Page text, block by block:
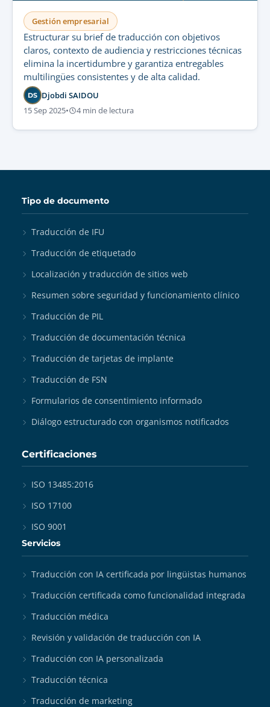
Gestión empresarial
Estructurar su brief de traducción con objetivos
claros, contexto de audiencia y restricciones técnicas
elimina la incertidumbre y garantiza entregables
multilingües consistentes y de alta calidad.
DS Djobdi SAIDOU
15 Sep 2025• 4 min de lectura
Tipo de documento
Traducción de IFU
Traducción de etiquetado
Localización y traducción de sitios web
Resumen sobre seguridad y funcionamiento clínico
Traducción de PIL
Traducción de documentación técnica
Traducción de tarjetas de implante
Traducción de FSN
Formularios de consentimiento informado
Diálogo estructurado con organismos notificados
Certificaciones
ISO 13485:2016
ISO 17100
ISO 9001
Servicios
Traducción con IA certificada por lingüistas humanos
Traducción certificada como funcionalidad integrada
Traducción médica
Revisión y validación de traducción con IA
Traducción con IA personalizada
Traducción técnica
Traducción de marketing